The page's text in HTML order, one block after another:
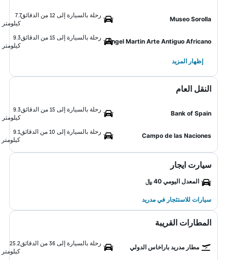
Museo Sorolla
رحلة بالسيارة إلى 12 من الدقائق
7.7
كيلومتر
Ángel Martin Arte Antiguo Africano
رحلة بالسيارة إلى 15 من الدقائق
9.3
كيلومتر
إظهار المزيد
النقل العام
Bank of Spain
رحلة بالسيارة إلى 15 من الدقائق
9.3
كيلومتر
Campo de las Naciones
رحلة بالسيارة إلى 10 من الدقائق
9.1
كيلومتر
سيارت ايجار
المعدل اليومي 40 ﷼
سيارات للاستئجار في مدريد
المطارات القريبة
مطار مدريد باراخاس الدولي
رحلة بالسيارة إلى 36 من الدقائق
25.2
كيلومتر